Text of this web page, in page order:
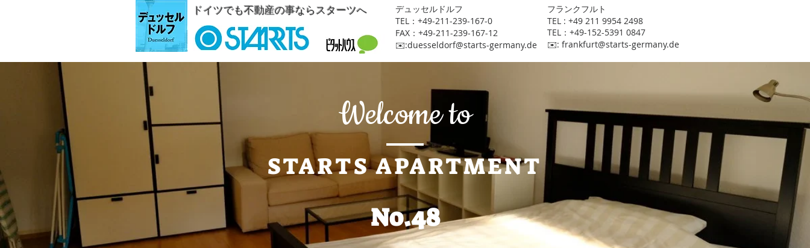
ドイツでも不動産の事ならスターツへ
​デュッセルドルフ
TEL：+49-211-239-167-0
FAX：+49-211-239-167-12
​✉️:duesseldorf@starts-germany.de
​フランクフルト
TEL : +49 211 9954 2498
TEL：+49-152-5391 0847
​✉️: frankfurt@starts-germany.de
Welcome to
STARTS APARTMENT
No.48